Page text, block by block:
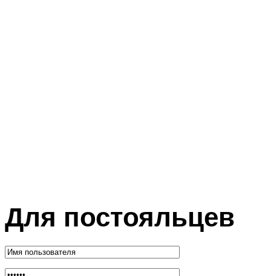
Для постояльцев